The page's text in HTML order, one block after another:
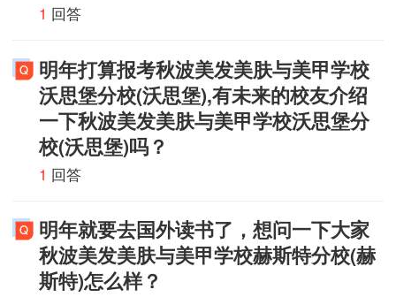
1 回答
明年打算报考秋波美发美肤与美甲学校
沃思堡分校(沃思堡),有未来的校友介绍
一下秋波美发美肤与美甲学校沃思堡分
校(沃思堡)吗？
1 回答
明年就要去国外读书了，想问一下大家
秋波美发美肤与美甲学校赫斯特分校(赫
斯特)怎么样？